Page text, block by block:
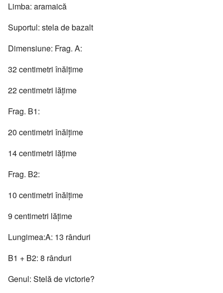
Limba: aramaică
Suportul: stela de bazalt
Dimensiune: Frag. A:
32 centimetri înălţime
22 centimetri lăţime
Frag. B1:
20 centimetri înălţime
14 centimetri lăţime
Frag. B2:
10 centimetri înălţime
9 centimetri lăţime
Lungimea:A: 13 rânduri
B1 + B2: 8 rânduri
Genul: Stelă de victorie?